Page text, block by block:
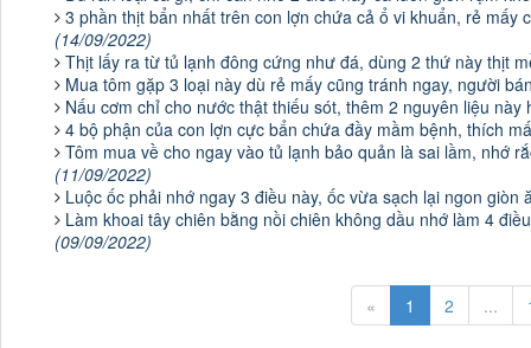
3 phần thịt bẩn nhất trên con lợn chứa cả ổ vi khuẩn, rẻ
(14/09/2022)
Thịt lấy ra từ tủ lạnh đông cứng như đá, dùng 2 thứ này thịt
Mua tôm gặp 3 loại này dù rẻ mấy cũng tránh ngay, người
Nấu cơm chỉ cho nước thật thiếu sót, thêm 2 nguyên liệu
4 bộ phận của con lợn cực bẩn chứa đầy mầm bệnh, thích
Tôm mua về cho ngay vào tủ lạnh bảo quản là sai lầm, nhớ
(11/09/2022)
Luộc ốc phải nhớ ngay 3 điều này, ốc vừa sạch lại ngon giòn
Làm khoai tây chiên bằng nồi chiên không dầu nhớ làm 4
(09/09/2022)
« 1 2 ...